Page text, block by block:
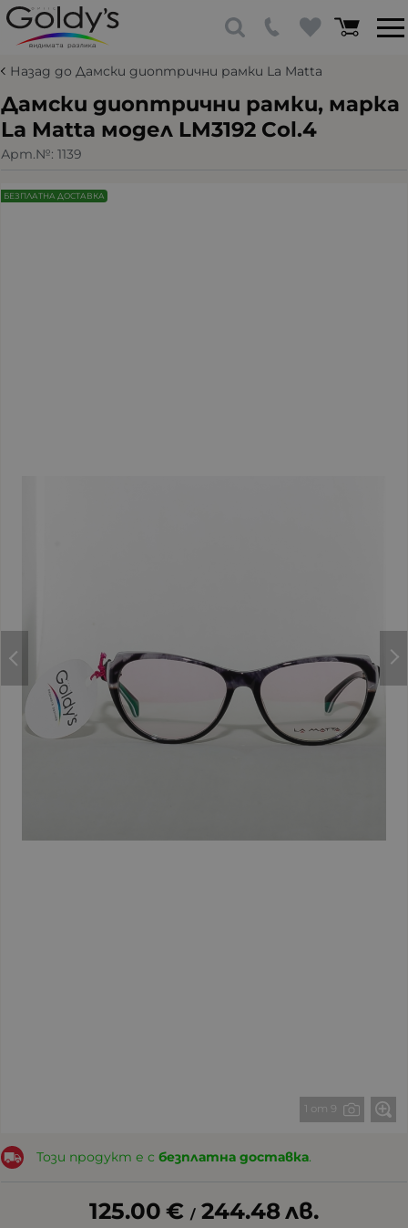
Назад до Дамски диоптрични рамки La Matta
Дамски диоптрични рамки, марка
La Matta модел LM3192 Col.4
Арт.№: 1139
1 от 9
БЕЗПЛАТНА ДОСТАВКА
Този продукт е с безплатна доставка.
125.00 € / 244.48лв.